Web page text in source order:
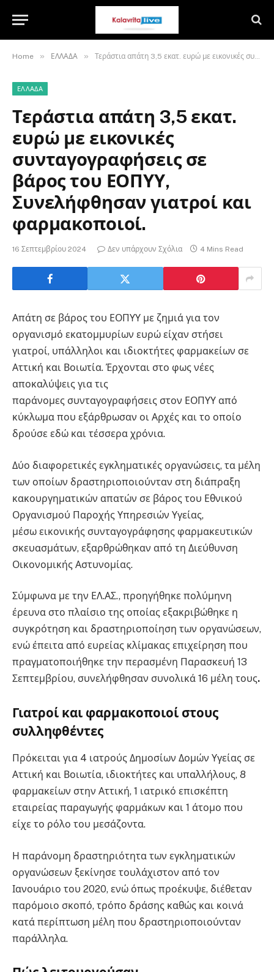
Home » ΕΛΛΑΔΑ » Τεράστια απάτη 3,5 εκατ. ευρώ με εικονικές συνταγογραφήσεις σε βάρος του ΕΟΠΥΥ, Συνελήφθησαν γιατροί και φαρμακοποιοί.
ΕΛΛΑΔΑ
Τεράστια απάτη 3,5 εκατ.
ευρώ με εικονικές
συνταγογραφήσεις σε
βάρος του ΕΟΠΥΥ,
Συνελήφθησαν γιατροί και
φαρμακοποιοί.
16 Σεπτεμβρίου 2024 Δεν υπάρχουν Σχόλια 4 Mins Read
Απάτη σε βάρος του ΕΟΠΥΥ με ζημιά για τον
οργανισμό εκατομμυρίων ευρώ είχαν στήσει
γιατροί, υπάλληλοι και ιδιοκτήτες φαρμακείων σε
Αττική και Βοιωτία. Έρχονται στο φως νέες
αποκαλύψεις για τις
παράνομες συνταγογραφήσεις στον ΕΟΠΥΥ από
κύκλωμα που εξάρθρωσαν οι Αρχές και το οποίο
δρούσε εδώ και τέσσερα χρόνια.
Δύο διαφορετικές εγκληματικές οργανώσεις, τα μέλη
των οποίων δραστηριοποιούνταν στη διάπραξη
κακουργηματικών απατών σε βάρος του Εθνικού
Οργανισμού Παροχής Υπηρεσιών Υγείας,
μέσω εικονικής συνταγογράφησης φαρμακευτικών
σκευασμάτων, εξαρθρώθηκαν από τη Διεύθυνση
Οικονομικής Αστυνομίας.
Σύμφωνα με την ΕΛ.ΑΣ., προηγήθηκε πολύμηνη
έρευνα στο πλαίσιο της οποίας εξακριβώθηκε η
συγκρότηση και δραστηριοποίηση των οργανώσεων,
ενώ έπειτα από ευρείας κλίμακας επιχείρηση που
πραγματοποιήθηκε την περασμένη Παρασκευή 13
Σεπτεμβρίου, συνελήφθησαν συνολικά 16 μέλη τους.
Γιατροί και φαρμακοποιοί στους
συλληφθέντες
Πρόκειται για 4 ιατρούς Δημοσίων Δομών Υγείας σε
Αττική και Βοιωτία, ιδιοκτήτες και υπαλλήλους, 8
φαρμακείων στην Αττική, 1 ιατρικό επισκέπτη
εταιρείας παραγωγής φαρμάκων και 1 άτομο που
είχε το ρόλο του μεσάζοντα.
Η παράνομη δραστηριότητα των εγκληματικών
οργανώσεων ξεκίνησε τουλάχιστον από τον
Ιανουάριο του 2020, ενώ όπως προέκυψε, διέθεταν
παρόμοιο σκοπό, τρόπο δράσης καθώς και κοινά
κατά περίπτωση μέλη που δραστηριοποιούνταν
παράλληλα.